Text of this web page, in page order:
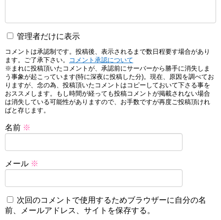
管理者だけに表示
コメントは承認制です。投稿後、表示されるまで数日程要す場合があり
ます。ご了承下さい。
コメント承認について
※まれに投稿頂いたコメントが、承認前にサーバーから勝手に消失しま
う事象が起こっています(特に深夜に投稿した分)。現在、原因を調べてお
りますが、念の為、投稿頂いたコメントはコピーしておいて下さる事を
おススメします。もし時間が経っても投稿コメントが掲載されない場合
は消失している可能性がありますので、お手数ですが再度ご投稿頂けれ
ばと存じます。
名前 ※
メール ※
次回のコメントで使用するためブラウザーに自分の名
前、メールアドレス、サイトを保存する。